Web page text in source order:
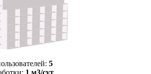
5
1 м3/сут